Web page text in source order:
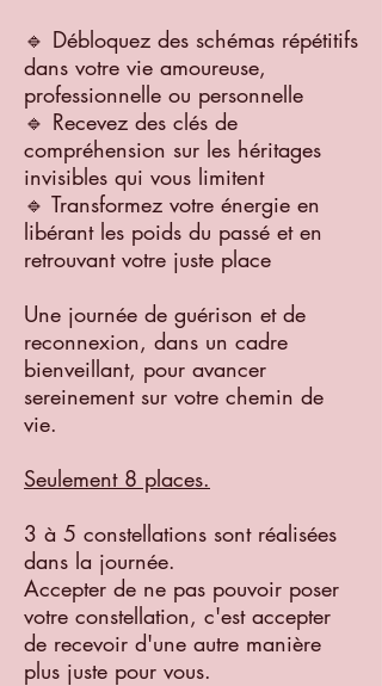
🔹 Débloquez des schémas répétitifs
dans votre vie amoureuse,
professionnelle ou personnelle
🔹 Recevez des clés de
compréhension sur les héritages
invisibles qui vous limitent
🔹 Transformez votre énergie en
libérant les poids du passé et en
retrouvant votre juste place
Une journée de guérison et de
reconnexion, dans un cadre
bienveillant, pour avancer
sereinement sur votre chemin de
vie.
Seulement 8 places.
3 à 5 constellations sont réalisées
dans la journée.
Accepter de ne pas pouvoir poser
votre constellation, c'est accepter
de recevoir d'une autre manière
plus juste pour vous.